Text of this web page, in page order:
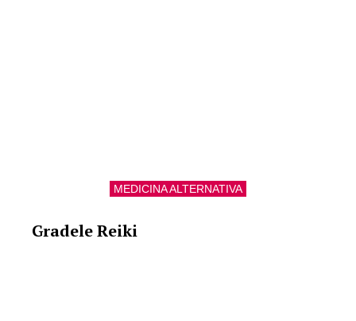
MEDICINA ALTERNATIVA
Gradele Reiki